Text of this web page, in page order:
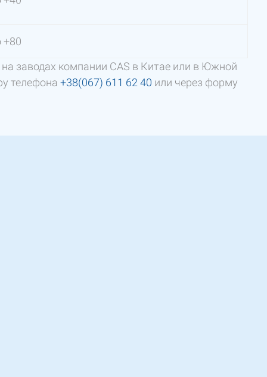
+80
заводах компании CAS в Китае или в Южной
телефона +38(067) 611 62 40 или через форму